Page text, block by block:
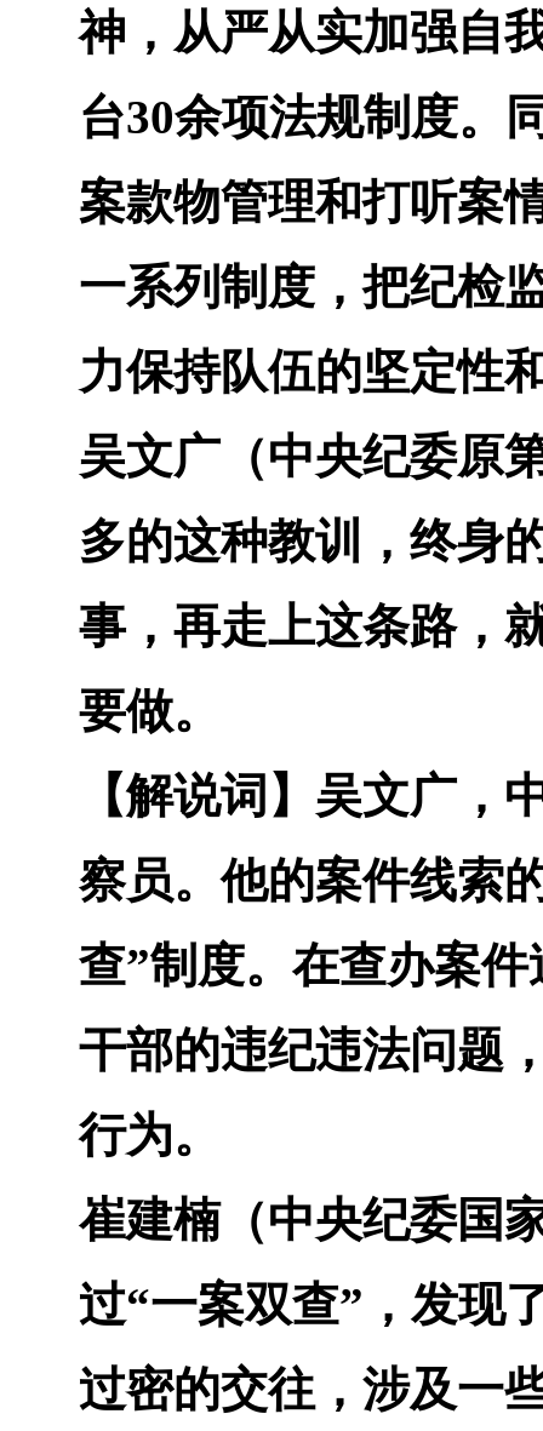
神，从严从实加强自
台30余项法规制度。
案款物管理和打听案
一系列制度，把纪检
力保持队伍的坚定性
吴文广（中央纪委原
多的这种教训，终身
事，再走上这条路，
要做。
【解说词】 吴文广，
察员。他的案件线索
查”制度。在查办案
干部的违纪违法问题
行为。
崔建楠（中央纪委国
过“一案双查”，发现
过密的交往，涉及一